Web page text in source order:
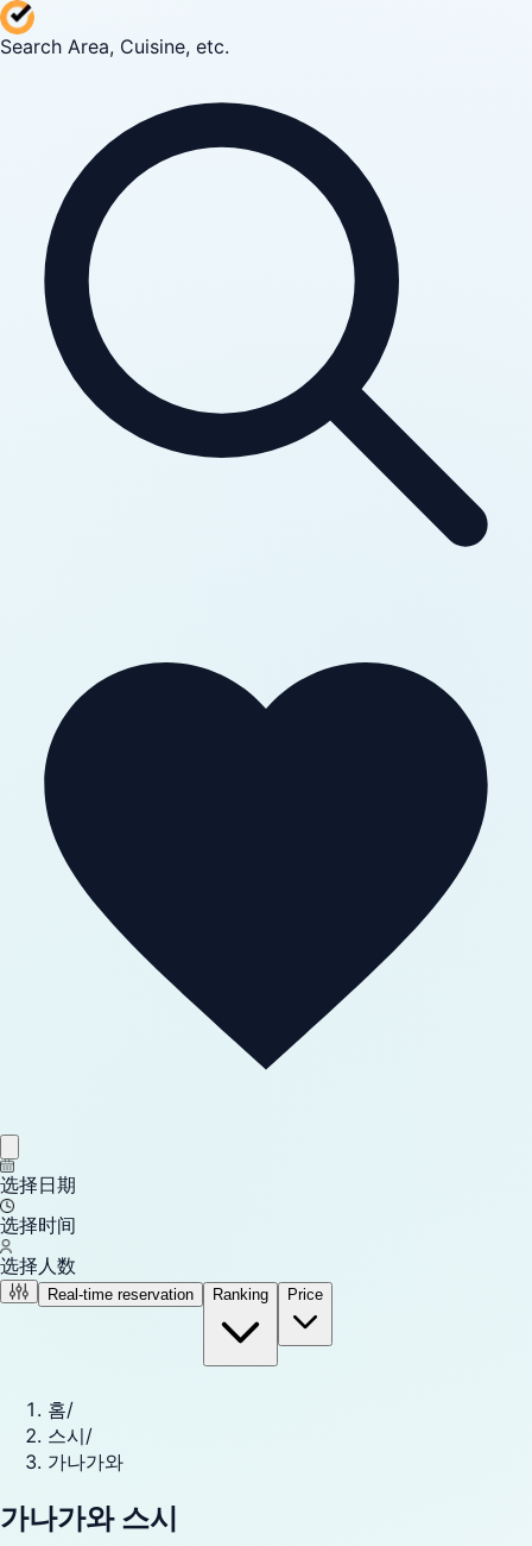
Search Area, Cuisine, etc.
选择日期
选择时间
选择人数
Real-time reservation Ranking Price
홈/
스시/
가나가와
가나가와 스시